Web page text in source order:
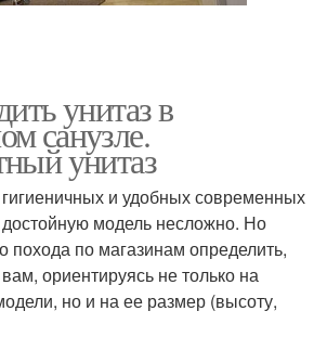
унитаз в
санузле.
унитаз
и удобных современных
модель несложно. Но
похода по магазинам определить,
ориентируясь не только на
но и на ее размер (высоту,